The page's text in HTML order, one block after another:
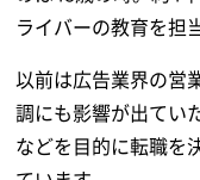
ライバーの教育を担
以前は広告業界の営
調にも影響が出てい
などを目的に転職を